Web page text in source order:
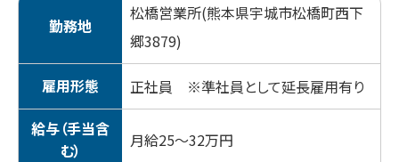
勤務地
松橋営業所(熊本県宇城市松橋町西下
郷3879)
雇用形態
正社員 ※準社員として延長雇用有り
給与（手当含
む）
月給25〜32万円